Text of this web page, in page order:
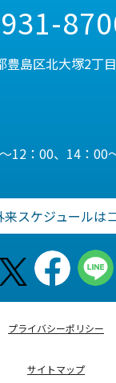
豊島区北大塚2丁
12：00、14：00
来スケジュールは
プライバシーポリシー
サイトマップ